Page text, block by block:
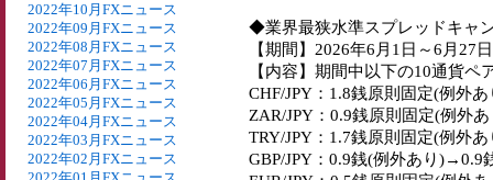
2022年10月FXニュース
2022年09月FXニュース
2022年08月FXニュース
2022年07月FXニュース
2022年06月FXニュース
2022年05月FXニュース
2022年04月FXニュース
2022年03月FXニュース
2022年02月FXニュース
◆業界最狭水準スプレッドキャ
【期間】2026年6月1日～6月27日
【内容】期間中以下の10通貨
CHF/JPY：1.8銭原則固定(例外
ZAR/JPY：0.9銭原則固定(例外
TRY/JPY：1.7銭原則固定(例外
GBP/JPY：0.9銭(例外あり)→0.9